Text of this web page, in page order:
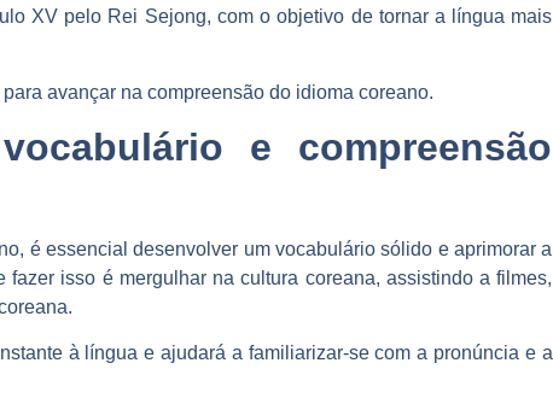
XV pelo Rei Sejong, com o objetivo de tornar a língua mais
avançar na compreensão do idioma coreano.
e compreensão
é essencial desenvolver um vocabulário sólido e aprimorar a
fazer isso é mergulhar na cultura coreana, assistindo a filmes,
à língua e ajudará a familiarizar-se com a pronúncia e a